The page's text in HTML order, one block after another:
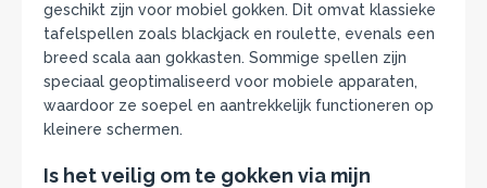
geschikt zijn voor mobiel gokken. Dit omvat klassieke
tafelspellen zoals blackjack en roulette, evenals een
breed scala aan gokkasten. Sommige spellen zijn
speciaal geoptimaliseerd voor mobiele apparaten,
waardoor ze soepel en aantrekkelijk functioneren op
kleinere schermen.
Is het veilig om te gokken via mijn